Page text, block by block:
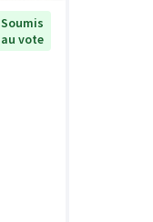
Soumis
au vote